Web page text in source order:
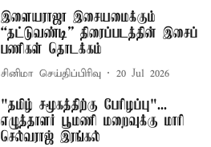
இளையராஜா இசையமைக்கும்
“தட்டுவண்டி” திரைப்படத்தின் இசைப்
பணிகள் தொடக்கம்
சினிமா செய்திப்பிரிவு 20 Jul 2026
"தமிழ் சமூகத்திற்கு பேரிழப்பு"...
எழுத்தாளர் பூமணி மறைவுக்கு மாரி
செல்வராஜ் இரங்கல்